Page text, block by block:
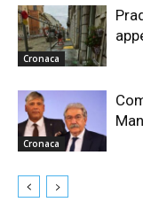
Cronaca
Cronaca